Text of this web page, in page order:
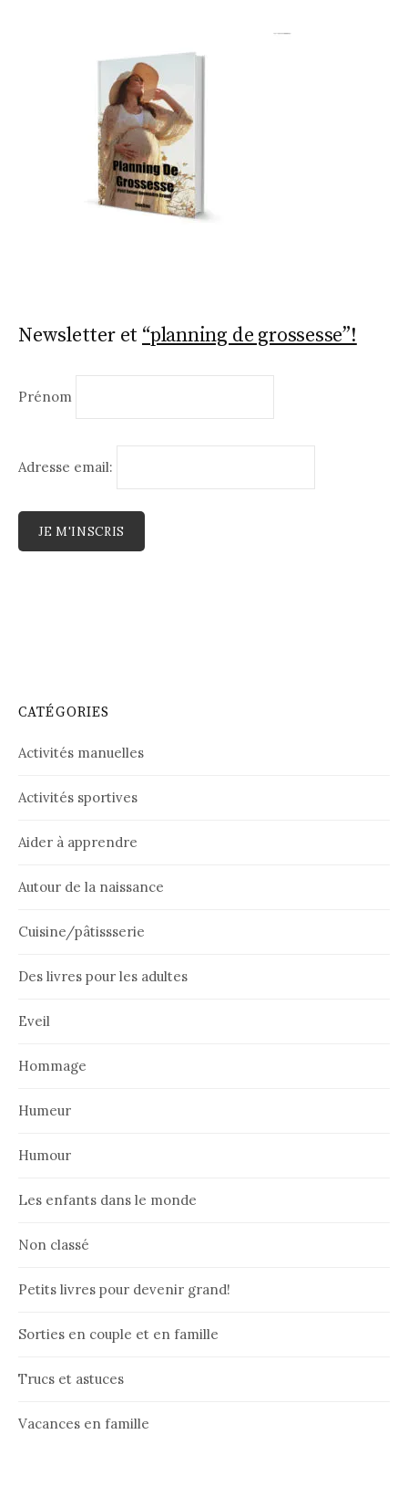
Newsletter et “planning de grossesse”!
Prénom
Adresse email:
CATÉGORIES
Activités manuelles
Activités sportives
Aider à apprendre
Autour de la naissance
Cuisine/pâtissserie
Des livres pour les adultes
Eveil
Hommage
Humeur
Humour
Les enfants dans le monde
Non classé
Petits livres pour devenir grand!
Sorties en couple et en famille
Trucs et astuces
Vacances en famille